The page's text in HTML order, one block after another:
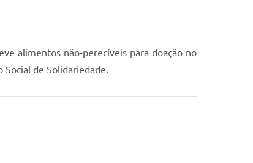
alimentos não-perecíveis para doação no
Social de Solidariedade.